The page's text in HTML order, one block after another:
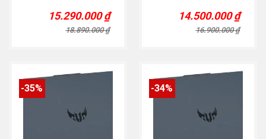
18.890.000₫
Original
price
was:
15.290.000₫
Current
price
is:
16.900.000₫
Original
price
was:
14.500.000₫
Current
price
is:
-35% -34%